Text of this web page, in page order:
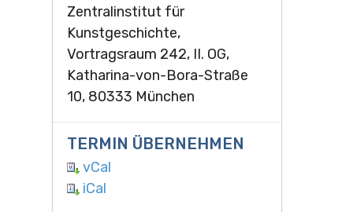
Zentralinstitut für
Kunstgeschichte,
Vortragsraum 242, II. OG,
Katharina-von-Bora-Straße
10, 80333 München
TERMIN ÜBERNEHMEN
vCal
iCal